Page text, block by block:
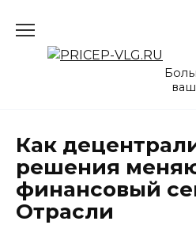
содержанию
Как
решения
финансовый
Отрасли